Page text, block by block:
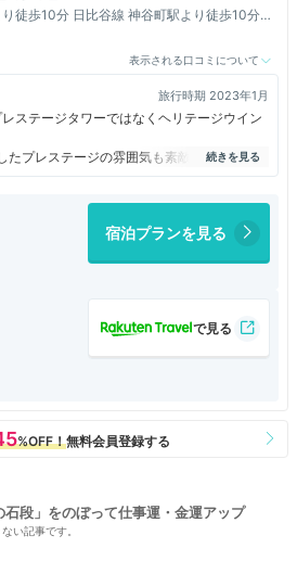
徒歩10分 日比谷線 神谷町駅より徒歩10分
表示される口コミについて
旅行時期 2023年1月
ステージタワーではなくヘリテージウイン
プレステージの雰囲気も素敵でしたが、や
ト感があるし喧騒から離れてホッと一息つけ
すすめです。
たいなら、クラブラウンジのあるプレステー
分に堪能出来ますし。
？にあるワイドリビングタイプのお部屋を
りませんがそれはそれで気に入りました。
ステージよりも、こちらの方が穏やかで朗
レステージよりも上質感で溢れているの
じも魅力のひとつ。
宿泊プランを見る
段」をのぼって仕事運・金運アップ
い記事です。